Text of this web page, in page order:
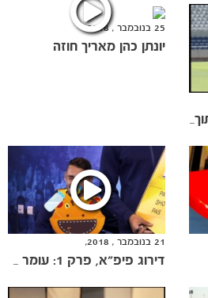
25 בנובמבר , 2018,
יונתן כהן מאריך חוזה
המהפך ברמת השרון - מתוך סיכום עונת 2012/13
21 בנובמבר , 2018,
דירוג פיפ"א, פרק 1: עומר אצילי